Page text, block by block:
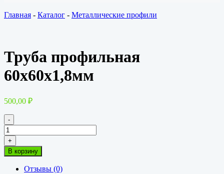
Главная - Каталог - Металлические профили
Труба профильная
60х60х1,8мм
500,00 ₽
-
Количество
товара
Труба
профильная
60х60х1,8мм
+
В корзину
Отзывы (0)